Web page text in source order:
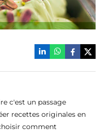
c'est un passage
recettes originales en
comment